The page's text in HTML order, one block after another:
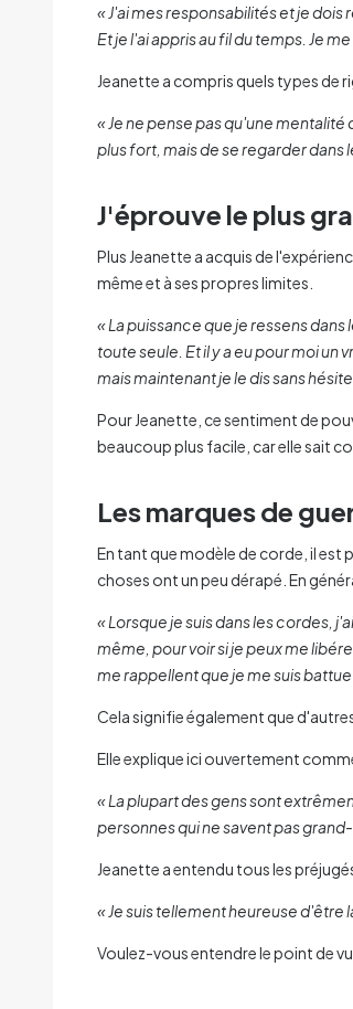
« J'ai mes responsabilités et je
Et je l'ai appris au fil du temps. Je
Jeanette a compris quels types de
« Je ne pense pas qu'une
plus fort, mais de se regarder dans
J'éprouve le plus
Plus Jeanette a acquis de
même et à ses propres limites.
« La puissance que je ressens
toute seule. Et il y a eu pour moi
mais maintenant je le dis sans
Pour Jeanette, ce sentiment de
beaucoup plus facile, car elle sait
Les marques de
En tant que modèle de corde, il est
choses ont un peu dérapé. En
« Lorsque je suis dans les cordes,
même, pour voir si je peux me
me rappellent que je me suis
Cela signifie également que
Elle explique ici ouvertement
« La plupart des gens sont
personnes qui ne savent pas
Jeanette a entendu tous les
« Je suis tellement heureuse d'être
Voulez-vous entendre le point de